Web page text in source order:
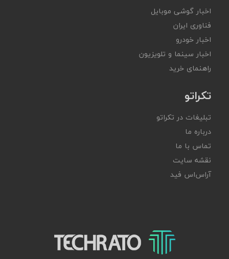
اخبار گوشی موبایل
فناوری ایران
اخبار خودرو
اخبار سینما و تلویزیون
راهنمای خرید
تکراتو
تبلیغات در تکراتو
درباره ما
تماس با ما
نقشه سایت
آر‌اس‌اس فید
تکراتو – زندگی با تکنولوژی